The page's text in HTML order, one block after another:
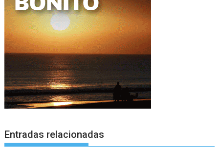
Entradas relacionadas